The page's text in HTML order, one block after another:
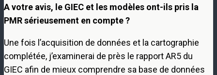
A votre avis, le GIEC et les modèles ont-ils pris la
PMR sérieusement en compte ?
Une fois l’acquisition de données et la cartographie
complétée, j’examinerai de près le rapport AR5 du
GIEC afin de mieux comprendre sa base de données